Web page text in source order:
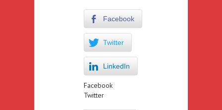
Facebook
Twitter
LinkedIn
Facebook
Twitter